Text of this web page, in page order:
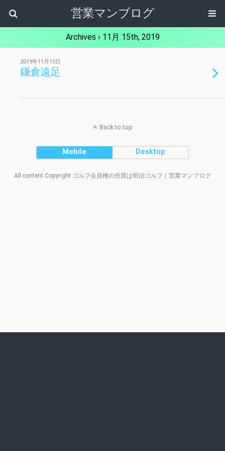
営業マンブログ
Archives › 11月 15th, 2019
2019年11月15日
鎌倉遠足
Back to top
Mobile Desktop
All content Copyright ゴルフ会員権の売買は明治ゴルフ｜営業マンブログ